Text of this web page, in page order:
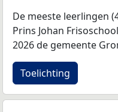
De meeste leerlingen
Prins Johan
2026 de gemeente
Toelichting